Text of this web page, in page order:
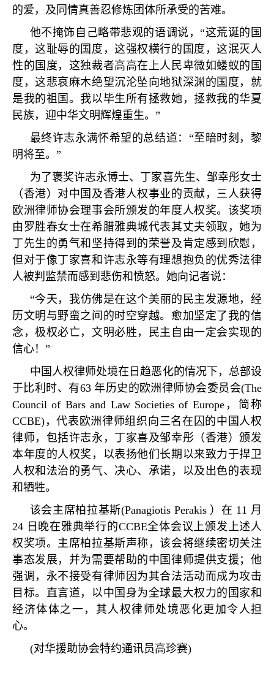
的爱，及同情真善忍修炼团体所承受的苦难。
他不掩饰自己略带悲观的语调说，“这荒诞的国
度，这耻辱的国度，这强权横行的国度，这泯灭人
性的国度，这独裁者高高在上人民卑微如蝼蚁的国
度，这悲哀麻木绝望沉沦坠向地狱深渊的国度，就
是我的祖国。我以毕生所有拯救她，拯救我的华夏
民族，迎中华文明辉煌重生。 ”
最终许志永满怀希望的总结道： “至暗时刻，黎
明将至。 ”
为了褒奖许志永博士、丁家喜先生、邹幸彤女士
（香港）对中国及香港人权事业的贡献，三人获得
欧洲律师协会理事会所颁发的年度人权奖。该奖项
由罗胜春女士在希腊雅典城代表其丈夫领取，她为
丁先生的勇气和坚持得到的荣誉及肯定感到欣慰，
但对于像丁家喜和许志永等有理想抱负的优秀法律
人被判监禁而感到悲伤和愤怒。她向记者说：
“今天，我仿佛是在这个美丽的民主发源地，经
历文明与野蛮之间的时空穿越。愈加坚定了我的信
念，极权必亡，文明必胜，民主自由一定会实现的
信心！ ”
中国人权律师处境在日趋恶化的情况下，总部设
于比利时、有63年历史的欧洲律师协会委员会(The
Council of Bars and Law Societies of Europe，简称
CCBE) ，代表欧洲律师组织向三名在囚的中国人权
律师，包括许志永，丁家喜及邹幸彤（香港）颁发
本年度的人权奖，以表扬他们长期以来致力于捍卫
人权和法治的勇气、决心、承诺，以及出色的表现
和牺牲。
该会主席柏拉基斯(Panagiotis Perakis ）在 11 月
24 日晚在雅典举行的CCBE全体会议上颁发上述人
权奖项。主席柏拉基斯声称，该会将继续密切关注
事态发展，并为需要帮助的中国律师提供支援；他
强调，永不接受有律师因为其合法活动而成为攻击
目标。直言道，以中国身为全球最大权力的国家和
经济体体之一，其人权律师处境恶化更加令人担
心。
(对华援助协会特约通讯员高珍赛)